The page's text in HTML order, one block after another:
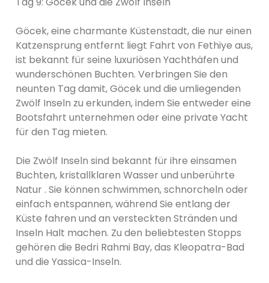
Göcek, eine charmante Küstenstadt, die nur einen
Katzensprung entfernt liegt Fahrt von Fethiye aus,
ist bekannt für seine luxuriösen Yachthäfen und
wunderschönen Buchten. Verbringen Sie den
neunten Tag damit, Göcek und die umliegenden
Zwölf Inseln zu erkunden, indem Sie entweder eine
Bootsfahrt unternehmen oder eine private Yacht
für den Tag mieten.
Die Zwölf Inseln sind bekannt für ihre einsamen
Buchten, kristallklaren Wasser und unberührte
Natur . Sie können schwimmen, schnorcheln oder
einfach entspannen, während Sie entlang der
Küste fahren und an versteckten Stränden und
Inseln Halt machen. Zu den beliebtesten Stopps
gehören die Bedri Rahmi Bay, das Kleopatra-Bad
und die Yassica-Inseln.